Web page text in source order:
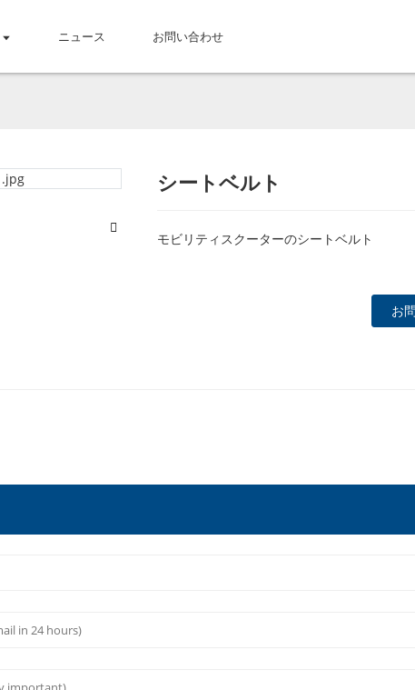
ニュース お問い合わせ
シートベルト
モビリティスクーターのシートベルト
お